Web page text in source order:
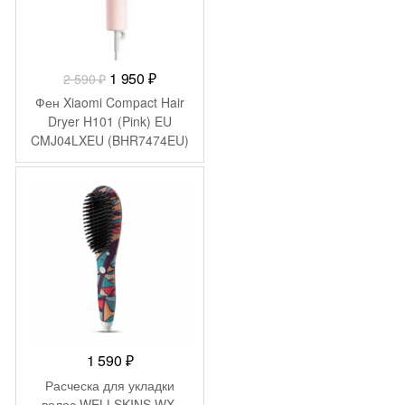
2 590₽ Первоначальная
цена
составляла
2
590 ₽.
1 950 ₽Текущая
цена:
1
950 ₽.
Фен Xiaomi Compact Hair
Dryer H101 (Pink) EU
CMJ04LXEU (BHR7474EU)
1 590 ₽
Расческа для укладки